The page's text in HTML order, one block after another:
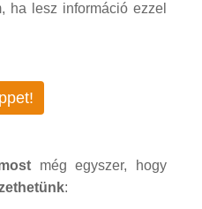
ha lesz információ ezzel
még egyszer, hogy
: